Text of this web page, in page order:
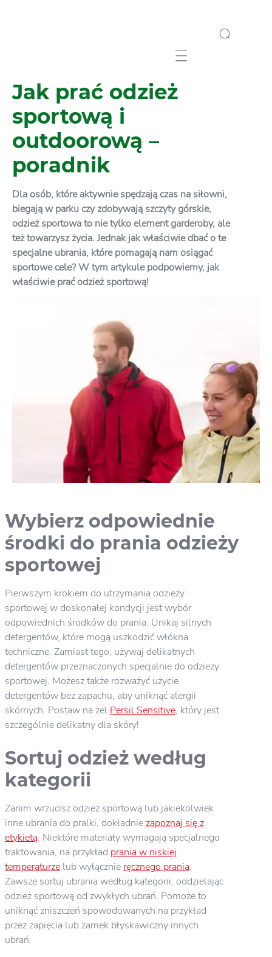
Mobile navigation
Jak prać odzież
sportową i
outdoorową –
poradnik
Dla osób, które aktywnie spędzają czas na siłowni,
biegają w parku czy zdobywają szczyty górskie,
odzież sportowa to nie tylko element garderoby, ale
też towarzysz życia. Jednak jak właściwie dbać o te
specjalne ubrania, które pomagają nam osiągać
sportowe cele? W tym artykule podpowiemy, jak
właściwie prać odzież sportową!
Wybierz odpowiednie
środki do prania odzieży
sportowej
Pierwszym krokiem do utrzymania odzieży
sportowej w doskonałej kondycji jest wybór
odpowiednich środków do prania. Unikaj silnych
detergentów, które mogą uszkodzić włókna
techniczne. Zamiast tego, używaj delikatnych
detergentów przeznaczonych specjalnie do odzieży
sportowej. Możesz także rozważyć użycie
detergentów bez zapachu, aby uniknąć alergii
skórnych. Postaw na żel Persil Sensitive, który jest
szczególnie delikatny dla skóry!
Sortuj odzież według
kategorii
Zanim wrzucisz odzież sportową lub jakiekolwiek
inne ubrania do pralki, dokładnie zapoznaj się z
etykietą. Niektóre materiały wymagają specjalnego
traktowania, na przykład prania w niskiej
temperaturze lub wyłącznie ręcznego prania.
Zawsze sortuj ubrania według kategorii, oddzielając
odzież sportową od zwykłych ubrań. Pomoże to
uniknąć zniszczeń spowodowanych na przykład
przez zapięcia lub zamek błyskawiczny innych
ubrań.